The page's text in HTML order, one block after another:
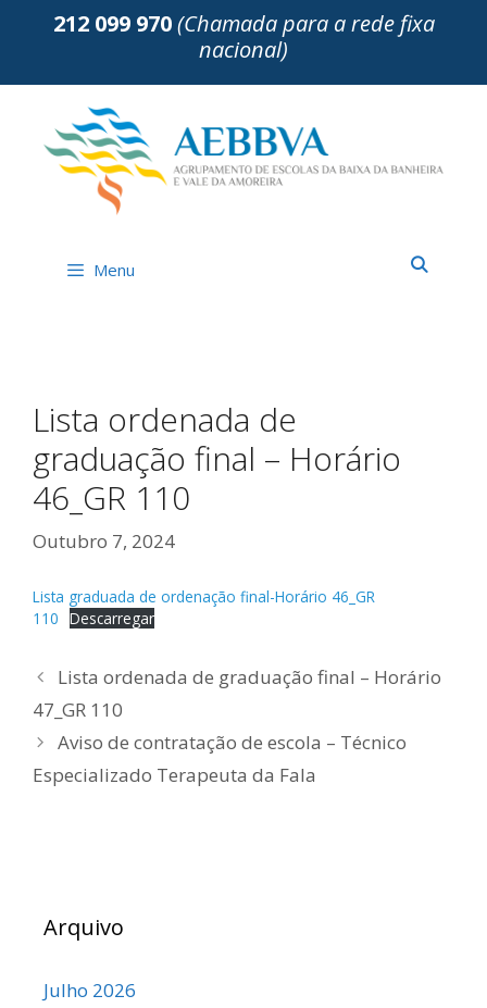
212 099 970(Chamada para a rede fixa
nacional)
Menu
Lista ordenada de
graduação final – Horário
46_GR 110
Outubro 7, 2024
Lista graduada de ordenação final-Horário 46_GR
110 Descarregar
Lista ordenada de graduação final – Horário
47_GR 110
Aviso de contratação de escola – Técnico
Especializado Terapeuta da Fala
Arquivo
Julho 2026